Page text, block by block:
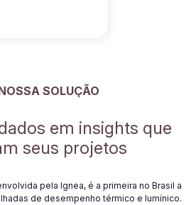
SOLUÇÃO
em insights que
seus projetos
pela Ignea, é a primeira no Brasil a
de desempenho térmico e lumínico.